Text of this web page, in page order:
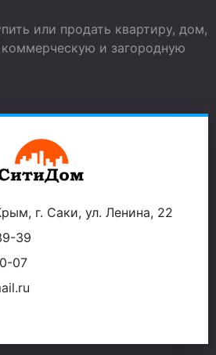
или продать квартиру, дом,
и загородную
г. Саки, ул. Ленина, 22
39
07